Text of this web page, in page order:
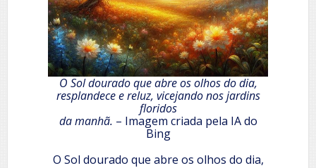
O Sol dourado que abre os olhos do dia,
resplandece e reluz, vicejando nos jardins
floridos
da manhã. – Imagem criada pela IA do
Bing
O Sol dourado que abre os olhos do dia,